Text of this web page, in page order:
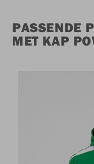
PASSENDE
MET KAP